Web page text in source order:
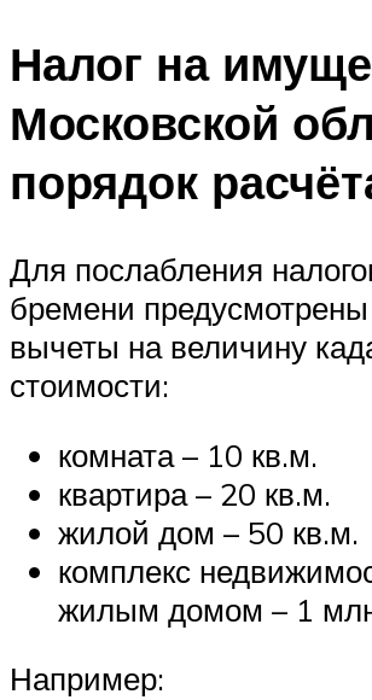
Налог на
Московской
порядок
Для послабления
бремени
вычеты на величину
стоимости:
комната – 10 кв.м.
квартира – 20 кв.м.
жилой дом – 50 кв.м.
комплекс
жилым домом – 1
Например: